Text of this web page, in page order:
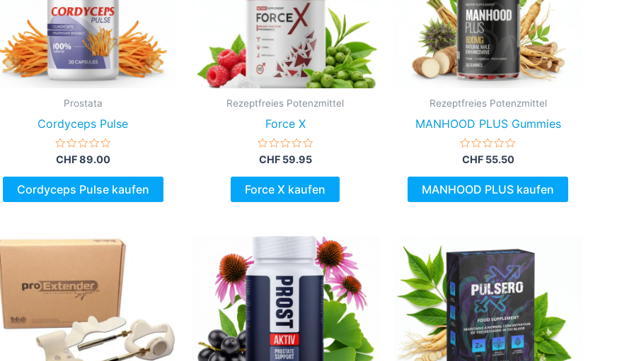
Prostata
Cordyceps Pulse
Bewertet
mit
0
5
CHF89.00
Cordyceps Pulse kaufen
Rezeptfreies Potenzmittel
Force X
Bewertet
mit
0
5
CHF59.95
Force X kaufen
Rezeptfreies Potenzmittel
MANHOOD PLUS Gummies
Bewertet
mit
0
von
5
CHF55.50
MANHOOD PLUS kaufen